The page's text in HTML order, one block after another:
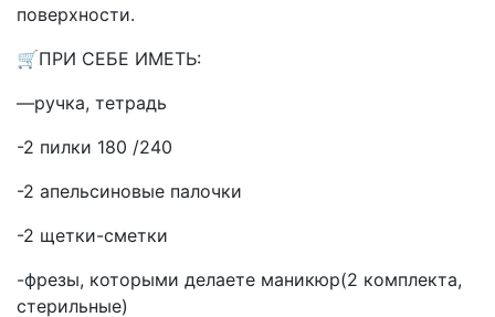
поверхности.
🛒ПРИ СЕБЕ ИМЕТЬ:
—ручка, тетрадь
-2 пилки 180 /240
-2 апельсиновые палочки
-2 щетки-сметки
-фрезы, которыми делаете маникюр(2 комплекта,
стерильные)